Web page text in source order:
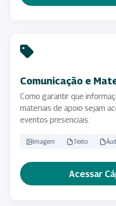
Comunicação e
Como garantir que
materiais de apoio sejam
eventos presenciais.
Imagem Texto
Acessar